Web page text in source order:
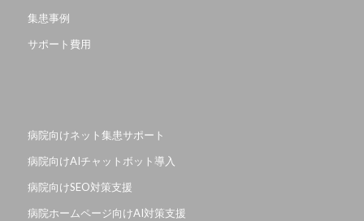
集患事例
サポート費用
病院向けネット集患サポート
病院向けAIチャットボット導入
病院向けSEO対策支援
病院ホームページ向けAI対策支援